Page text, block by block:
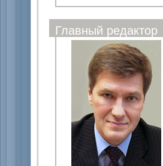
Главный редактор